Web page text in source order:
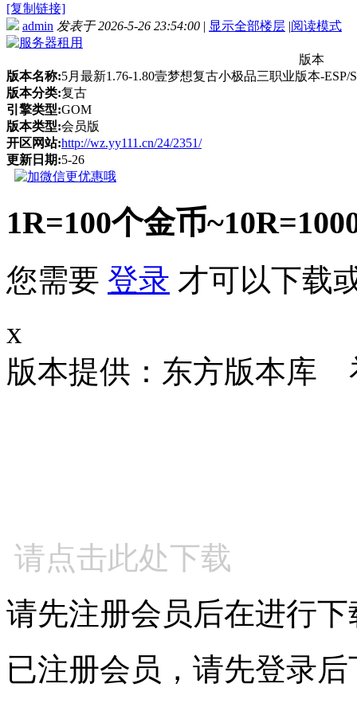
[复制链接]
admin 发表于 2026-5-26 23:54:00 | 显示全部楼层 |阅读模式
版本
版本名称:5月最新1.76-1.80壹梦想复古小极品三职业版本-
版本分类:复古
引擎类型:GOM
版本类型:会员版
开区网站:http://wz.yy111.cn/24/2351/
更新日期:5-26
1R=100个金币
您需要 登录 才可以下载
x
版本提供：东方版本库
请点击此处下载
请先注册会员后在进行下
已注册会员，请先登录后